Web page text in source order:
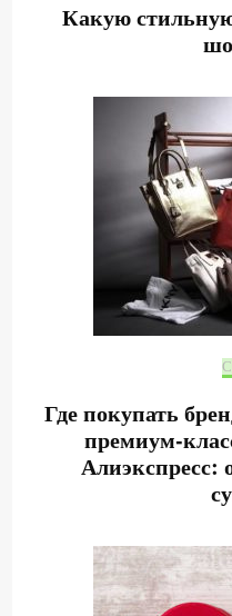
Какую
Где покупать
премиум-
Алиэкспресс: